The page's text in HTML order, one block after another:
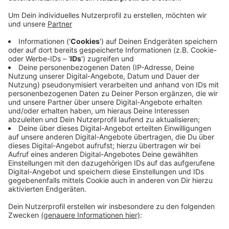
Coole Nummer!!
Spendet (min. 2€) mit der Angabe eures
Musikwunsches aus den 90s/00s an
www.paypal.me/djkribz
und feiert mit!
Alle Infos aufhttps://www.facebook.com/DjKribz/
oderhttps://www.instagram.com/dj_kribz/
Veröffentlicht:Mittwoch, 16.06.2021 13:09
Anzeige